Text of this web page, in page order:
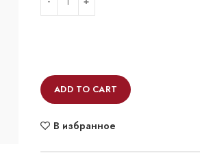
ADD TO CART
В избранное